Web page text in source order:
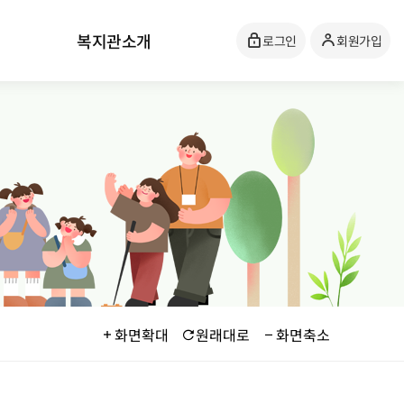
복지관소개 로그인 회원가입
화면확대 원래대로 화면축소